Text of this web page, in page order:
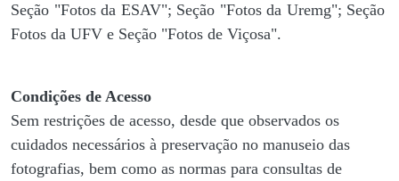
Seção "Fotos da ESAV"; Seção "Fotos da Uremg"; Seção
Fotos da UFV e Seção "Fotos de Viçosa".
Condições de Acesso
Sem restrições de acesso, desde que observados os
cuidados necessários à preservação no manuseio das
fotografias, bem como as normas para consultas de